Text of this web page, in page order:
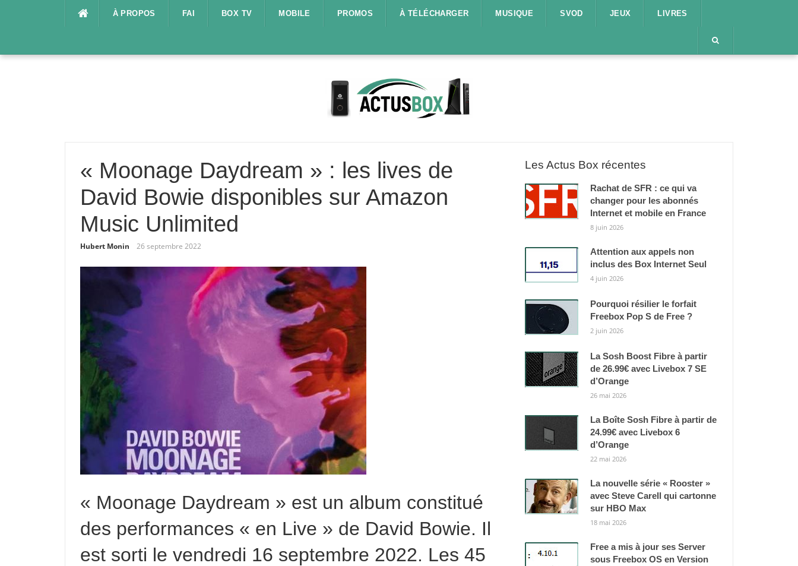
À PROPOS FAI BOX TV MOBILE PROMOS À TÉLÉCHARGER MUSIQUE SVOD JEUX LIVRES
« Moonage Daydream » : les lives de
David Bowie disponibles sur Amazon
Music Unlimited
Hubert Monin 26 septembre 2022
« Moonage Daydream » est un album constitué
des performances « en Live » de David Bowie. Il
est sorti le vendredi 16 septembre 2022. Les 45
Les Actus Box récentes
Rachat de SFR : ce qui va
changer pour les abonnés
Internet et mobile en France
8 juin 2026
Attention aux appels non
inclus des Box Internet Seul
4 juin 2026
Pourquoi résilier le forfait
Freebox Pop S de Free ?
2 juin 2026
La Sosh Boost Fibre à partir
de 26.99€ avec Livebox 7 SE
d’Orange
26 mai 2026
La Boîte Sosh Fibre à partir de
24.99€ avec Livebox 6
d’Orange
22 mai 2026
La nouvelle série « Rooster »
avec Steve Carell qui cartonne
sur HBO Max
18 mai 2026
Free a mis à jour ses Server
sous Freebox OS en Version